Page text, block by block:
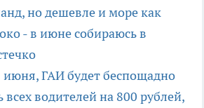
но дешевле и море как
- в июне собираюсь в
июня, ГАИ будет беспощадно
водителей на 800 рублей,